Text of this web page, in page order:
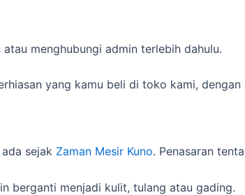
menghubungi admin terlebih dahulu.
yang kamu beli di toko kami,
sejak Zaman Mesir Kuno. Penasaran
berganti menjadi kulit, tulang atau gading.